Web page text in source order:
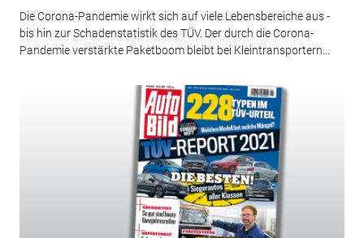
Die Corona-Pandemie wirkt sich auf viele Lebensbereiche aus -
bis hin zur Schadenstatistik des TÜV. Der durch die Corona-
Pandemie verstärkte Paketboom bleibt bei Kleintransportern...